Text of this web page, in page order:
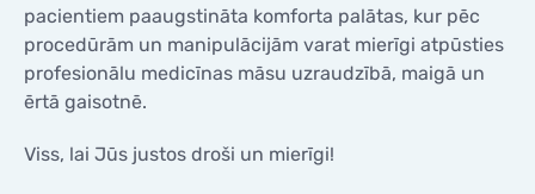
pacientiem paaugstināta komforta palātas, kur pēc
procedūrām un manipulācijām varat mierīgi atpūsties
profesionālu medicīnas māsu uzraudzībā, maigā un
ērtā gaisotnē.
Viss, lai Jūs justos droši un mierīgi!